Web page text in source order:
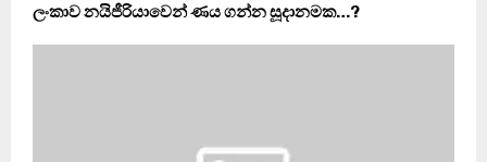
ලංකාව නයිජීරියාවෙන් ණය ගන්න සූදානමක…?